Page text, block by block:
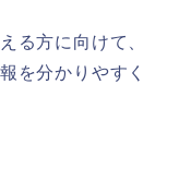
る方に向けて、
を分かりやすく